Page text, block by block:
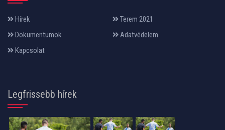
Hírek
Terem 2021
Dokumentumok
Adatvédelem
Kapcsolat
Legfrissebb hírek